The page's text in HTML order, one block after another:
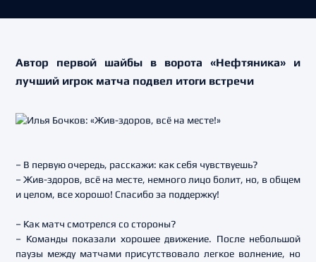
Автор первой шайбы в ворота «Нефтяника» и
лучший игрок матча подвел итоги встречи
– В первую очередь, расскажи: как себя чувствуешь?
– Жив-здоров, всё на месте, немного лицо болит, но, в общем
и целом, все хорошо! Спасибо за поддержку!
– Как матч смотрелся со стороны?
– Команды показали хорошее движение. После небольшой
паузы между матчами присутствовало легкое волнение, но